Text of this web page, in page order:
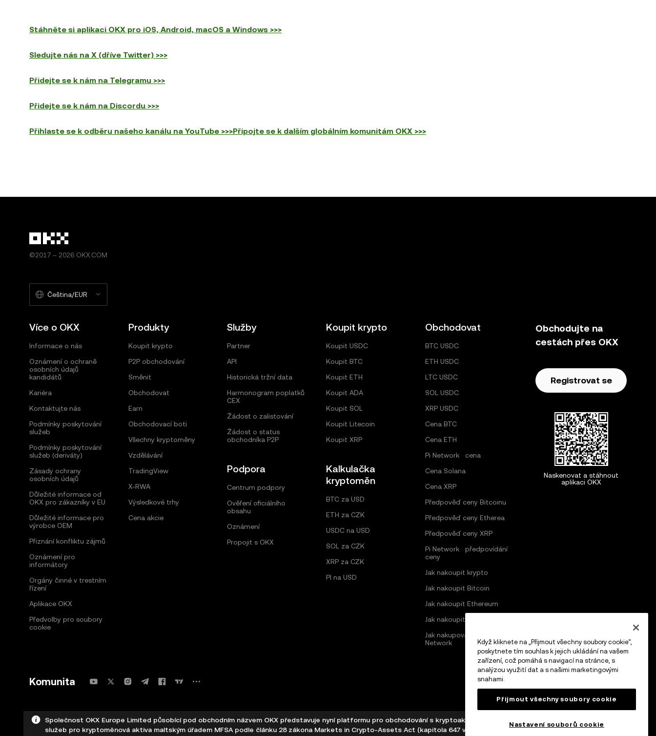
Stáhněte si aplikaci OKX pro iOS, Android, macOS a Windows >>>
Sledujte nás na X (dříve Twitter) >>>
Přidejte se k nám na Telegramu >>>
Přidejte se k nám na Discordu >>>
Přihlaste se k odběru našeho kanálu na YouTube >>>Připojte se k dalším globálním komunitám OKX >>>
©2017 – 2026 OKX.COM
Čeština/EUR
Více o OKX
Informace o nás
Oznámení o ochraně
osobních údajů
kandidátů
Kariéra
Kontaktujte nás
Podmínky poskytování
služeb
Podmínky poskytování
služeb (deriváty)
Zásady ochrany
osobních údajů
Důležité informace od
OKX pro zákazníky v EU
Důležité informace pro
výrobce OEM
Přiznání konfliktu zájmů
Oznámení pro
informátory
Orgány činné v trestním
řízení
Aplikace OKX
Předvolby pro soubory
cookie
Produkty
Koupit krypto
P2P obchodování
Směnit
Obchodovat
Earn
Obchodovací boti
Všechny kryptoměny
Vzdělávání
TradingView
X-RWA
Výsledkové trhy
Cena akcie
Služby
Partner
API
Historická tržní data
Harmonogram poplatků
CEX
Žádost o zalistování
Žádost o status
obchodníka P2P
Podpora
Centrum podpory
Ověření oficiálního
obsahu
Oznámení
Propojit s OKX
Koupit krypto
Koupit USDC
Koupit BTC
Koupit ETH
Koupit ADA
Koupit SOL
Koupit Litecoin
Koupit XRP
Kalkulačka
kryptoměn
BTC za USD
ETH za CZK
USDC na USD
SOL za CZK
XRP za CZK
PI na USD
Obchodovat
BTC USDC
ETH USDC
LTC USDC
SOL USDC
XRP USDC
Cena BTC
Cena ETH
Pi Network cena
Cena Solana
Cena XRP
Předpověď ceny Bitcoinu
Předpověď ceny Etherea
Předpověď ceny XRP
Pi Network předpovídání
ceny
Jak nakoupit krypto
Jak nakoupit Bitcoin
Jak nakoupit Ethereum
Jak nakoupit Solana
Jak nakupovat v síti Pi
Network
Obchodujte na
cestách přes OKX
Registrovat se
Naskenovat a stáhnout
aplikaci OKX
Komunita
Společnost OKX Europe Limited působící pod obchodním názvem OKX představuje nyní platformu pro obchodování s kryptoaktivy, která je autorizována jako poskytovatel
služeb pro kryptoměnová aktiva maltským úřadem MFSA podle článku 28 zákona Markets in Crypto-Assets Act (kapitola 647 v zákonech Malty).
Když kliknete na „Přijmout všechny soubory cookie“,
poskytnete tím souhlas k jejich ukládání na vašem
zařízení, což pomáhá s navigací na stránce, s
analýzou využití dat a s našimi marketingovými
snahami.
Přijmout všechny soubory cookie
Nastavení souborů cookie